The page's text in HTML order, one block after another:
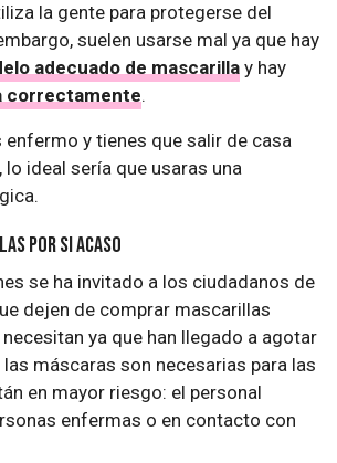
la gente para protegerse del
suelen usarse mal ya que hay
adecuado de mascarillay hay
correctamente.
enfermo y tienes que salir de casa
lo ideal sería que usaras una
por si acaso
se ha invitado a los ciudadanos de
dejen de comprar mascarillas
ya que han llegado a agotar
máscaras son necesarias para las
en mayor riesgo: el personal
enfermas o en contacto con